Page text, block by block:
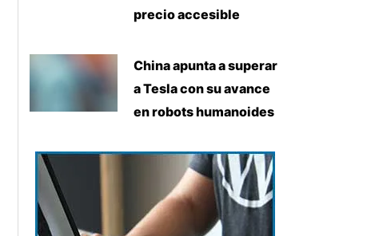
precio accesible
China apunta a superar
a Tesla con su avance
en robots humanoides